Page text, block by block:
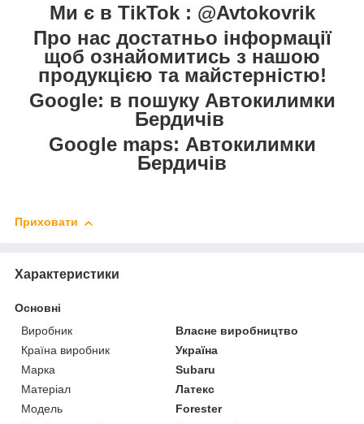
Ми є в TikTok : @Avtokovrik
Про нас достатньо інформації
щоб ознайомитись з нашою
продукцією та майстерністю!
Google: в пошуку Автокилимки
Бердичів
Google maps: Автокилимки
Бердичів
Приховати
Характеристики
Основні
Виробник
Власне виробництво
Країна виробник
Україна
Марка
Subaru
Матеріал
Латекс
Модель
Forester